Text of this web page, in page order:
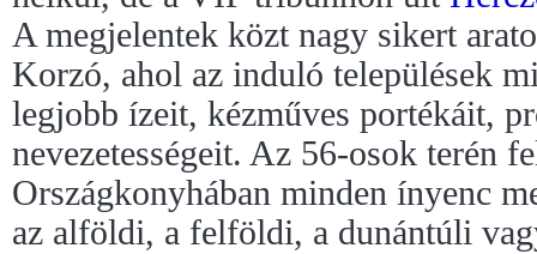
A megjelentek közt nagy sikert
Korzó, ahol az induló települések
legjobb ízeit, kézműves portékáit,
nevezetességeit. Az 56-osok terén
Országkonyhában minden ínyenc
az alföldi, a felföldi, a dunántúli